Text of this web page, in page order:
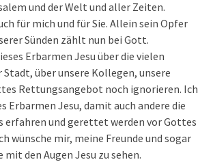
und der Welt und aller Zeiten.
für mich und für Sie. Allein sein Opfer
Sünden zählt nun bei Gott.
Erbarmen Jesu über die vielen
Stadt, über unsere Kollegen, unsere
Rettungsangebot noch ignorieren. Ich
Erbarmen Jesu, damit auch andere die
erfahren und gerettet werden vor Gottes
wünsche mir, meine Freunde und sogar
mit den Augen Jesu zu sehen.